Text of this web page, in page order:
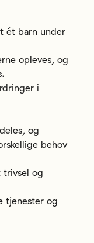
ét ​​barn under
opleves, og
i
og
behov
og
tjenester og